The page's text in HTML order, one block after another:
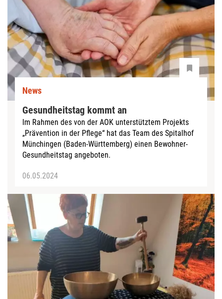
News
Gesundheitstag kommt an
Im Rahmen des von der AOK unterstütztem Projekts
„Prävention in der Pflege“ hat das Team des Spitalhof
Münchingen (Baden-Württemberg) einen Bewohner-
Gesundheitstag angeboten.
06.05.2024